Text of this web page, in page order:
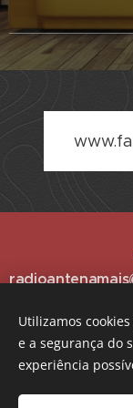
Utilizamos
e a segurança do
experiência